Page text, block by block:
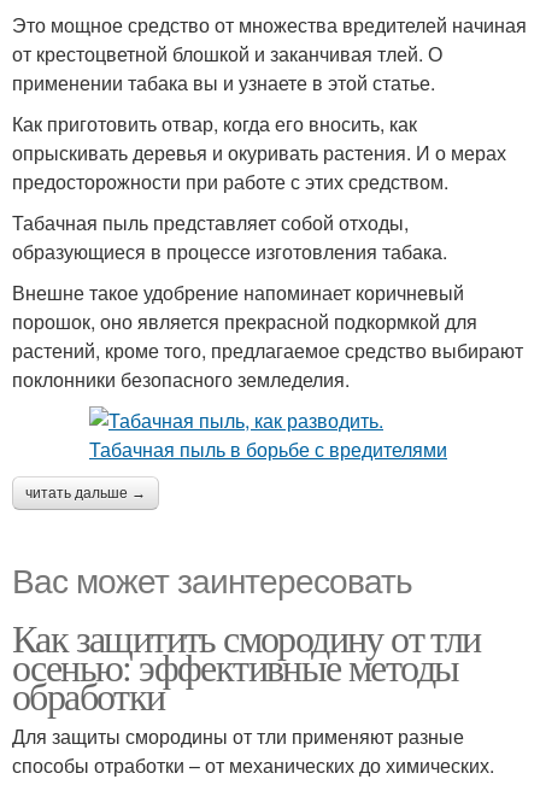
Это мощное средство от множества вредителей начиная
от крестоцветной блошкой и заканчивая тлей. О
применении табака вы и узнаете в этой статье.
Как приготовить отвар, когда его вносить, как
опрыскивать деревья и окуривать растения. И о мерах
предосторожности при работе с этих средством.
Табачная пыль представляет собой отходы,
образующиеся в процессе изготовления табака.
Внешне такое удобрение напоминает коричневый
порошок, оно является прекрасной подкормкой для
растений, кроме того, предлагаемое средство выбирают
поклонники безопасного земледелия.
читать дальше →
Вас может заинтересовать
Как защитить смородину от тли
осенью: эффективные методы
обработки
Для защиты смородины от тли применяют разные
способы отработки – от механических до химических.